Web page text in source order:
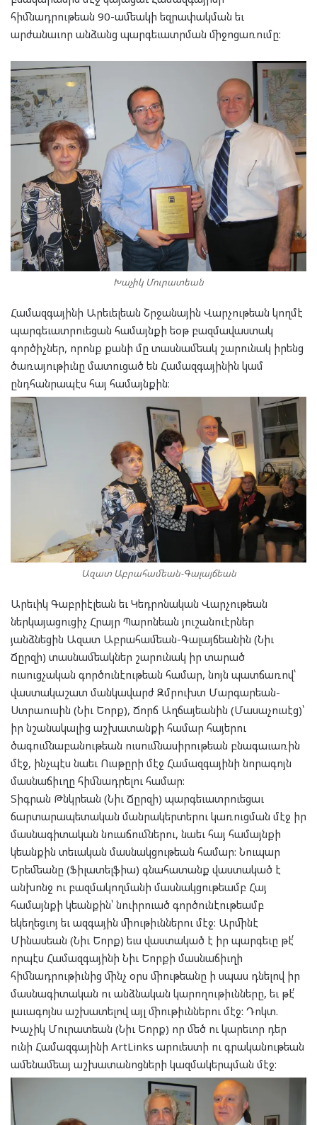
հիմնադրութեան 90-ամեակի եզրափակման եւ
արժանաւոր անձանց պարգեւատրման միջոցառումը:
Խաչիկ Մուրատեան
Համազգայինի Արեւելեան Շրջանային Վարչութեան կողմէ
պարգեւատրուեցան համայնքի եօթ բազմավաստակ
գործիչներ, որոնք քանի մը տասնամեակ շարունակ իրենց
ծառայութիւնը մատուցած են Համազգայինին կամ
ընդհանրապէս հայ համայնքին։
Ազատ Աբրահամեան-Գալայճեան
Արեւիկ Գաբրիէլեան եւ Կեդրոնական Վարչութեան
ներկայացուցիչ Հրայր Պարոնեան յուշանուէրներ
յանձնեցին Ազատ Աբրահամեան-Գալայճեանին (Նիւ
Ճըրզի) տասնամեակներ շարունակ իր տարած
ուսուցչական գործունէութեան համար, նոյն պատճառով՝
վաստակաշատ մանկավարժ Զմրուխտ Մարգարեան-
Ստրաուսին (Նիւ Եորք), Ճորճ Աղճայեանին (Մասաչուսէց)՝
իր նշանակալից աշխատանքի համար հայերու
ծագումնաբանութեան ուսումնասիրութեան բնագաւառին
մէջ, ինչպէս նաեւ Ուսթըրի մէջ Համազգայինի նորագոյն
մասնաճիւղը հիմնադրելու համար:
Տիգրան Թնկրեան (Նիւ Ճըրզի) պարգեւատրուեցաւ
ճարտարապետական մանրակերտերու կառուցման մէջ իր
մասնագիտական նուաճումներու, նաեւ հայ համայնքի
կեանքին տեւական մասնակցութեան համար: Նուպար
Երեմեանը (Ֆիլատելֆիա) գնահատանք վաստակած է
անխոնջ ու բազմակողմանի մասնակցութեամբ Հայ
համայնքի կեանքին՝ նուիրուած գործունէութեամբ
եկեղեցւոյ եւ ազգային միութիւններու մէջ: Արմինէ
Մինասեան (Նիւ Եորք) եւս վաստակած է իր պարգեւը թէ՛
որպէս Համազգայինի Նիւ Եորքի մասնաճիւղի
հիմնադրութիւնից մինչ օրս միութեանը ի սպաս դնելով իր
մասնագիտական ու անձնական կարողութիւնները, եւ թէ՛
լաւագոյնս աշխատելով այլ միութիւններու մէջ: Դոկտ.
Խաչիկ Մուրատեան (Նիւ Եորք) որ մեծ ու կարեւոր դեր
ունի Համազգայինի ArtLinks արուեստի ու գրականութեան
ամենամեայ աշխատանոցների կազմակերպման մէջ: